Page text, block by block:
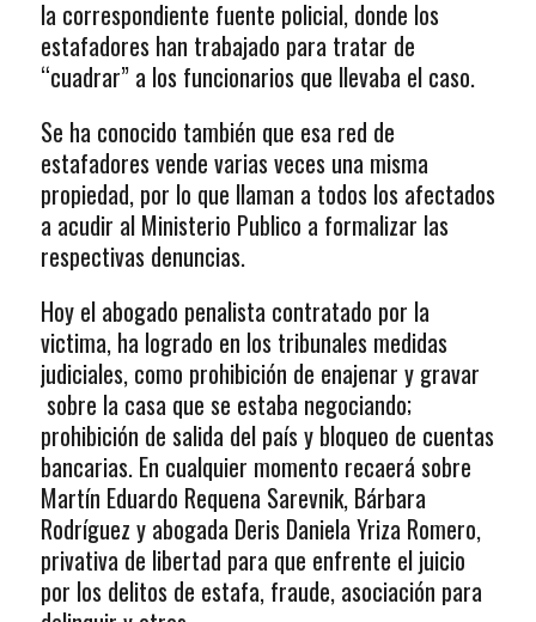
la correspondiente fuente policial, donde los
estafadores han trabajado para tratar de
“cuadrar” a los funcionarios que llevaba el caso.
Se ha conocido también que esa red de
estafadores vende varias veces una misma
propiedad, por lo que llaman a todos los afectados
a acudir al Ministerio Publico a formalizar las
respectivas denuncias.
Hoy el abogado penalista contratado por la
victima, ha logrado en los tribunales medidas
judiciales, como prohibición de enajenar y gravar
sobre la casa que se estaba negociando;
prohibición de salida del país y bloqueo de cuentas
bancarias. En cualquier momento recaerá sobre
Martín Eduardo Requena Sarevnik, Bárbara
Rodríguez y abogada Deris Daniela Yriza Romero,
privativa de libertad para que enfrente el juicio
por los delitos de estafa, fraude, asociación para